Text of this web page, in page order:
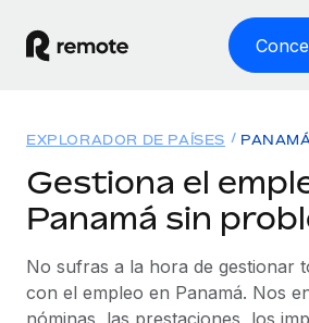
EMPLEO GLOBAL
Nómina global
Gestiona las nóminas de forma
legalidad.
Soluciones
COBERTURA MUNDIAL
Explorador de países
Recursos
EXPLORADOR DE PAÍSES
Gestiona el
Panamá sin
No sufras a la hora de gestionar
con el empleo en Panamá. Nos
nóminas, las prestaciones, los